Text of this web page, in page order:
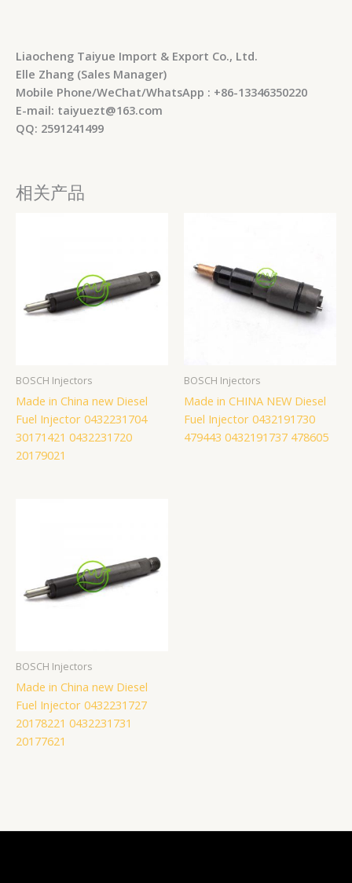
Liaocheng Taiyue Import & Export Co., Ltd.
Elle Zhang (Sales Manager)
Mobile Phone/WeChat/WhatsApp : +86-13346350220
E-mail: taiyuezt@163.com
QQ: 2591241499
相关产品
BOSCH Injectors
Made in China new Diesel
Fuel Injector 0432231704
30171421 0432231720
20179021
BOSCH Injectors
Made in CHINA NEW Diesel
Fuel Injector 0432191730
479443 0432191737 478605
BOSCH Injectors
Made in China new Diesel
Fuel Injector 0432231727
20178221 0432231731
20177621